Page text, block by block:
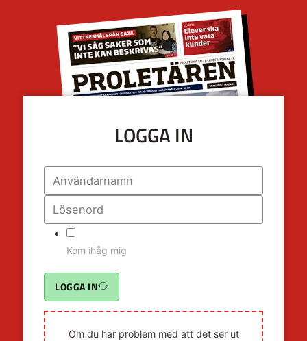
LOGGA IN
Kom ihåg mig
LOGGA IN
Om du har problem med att det ser ut